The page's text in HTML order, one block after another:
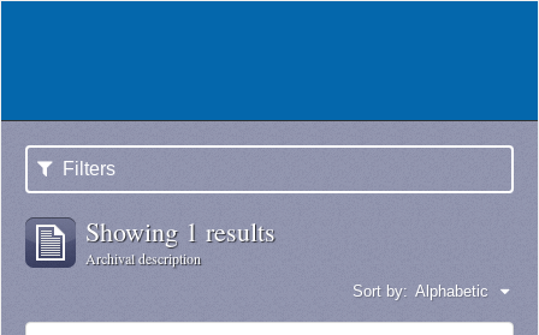
Filters
Showing 1 results
Archival description
Sort by: Alphabetic